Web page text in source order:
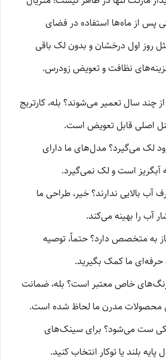
پس از ماه‌ها استفاده در فضای
روز اول درخشان و بدون لک باقی
نظافت و تعویض زودرس.
چند سال تعمیر می‌شوند؟ بله، کارتریج
اصلی قابل تعویض است.
لک می‌گیرد؟ مدل‌های ما دارای
است و لک نمی‌گیرد.
بالایی ندارند؟ خیر، طراحی ما
آب را بهینه می‌کند.
به متخصص دارد؟ حتماً، توصیه
ما کمک بگیرید.
رنگ‌های خاص معتبر است؟ بله، ضمانت
محصولات مدرن ما لحاظ شده است.
ست می‌شود؟ برای سینک‌های
بلند یا توکار انتخاب کنید.